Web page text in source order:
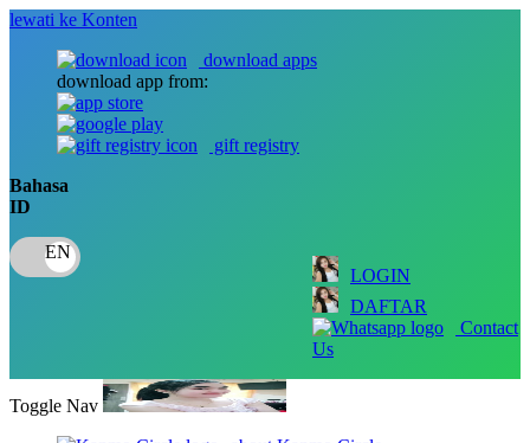
lewati ke Konten
download apps
download app from:
gift registry
Bahasa
ID
LOGIN
DAFTAR
Contact
Us
Toggle Nav